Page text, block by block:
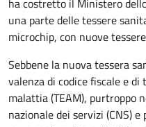
ha costretto il Ministero
una parte delle tessere
microchip, con nuove
Sebbene la nuova tessera
valenza di codice fiscale e
malattia (TEAM), purtroppo
nazionale dei servizi (CNS)